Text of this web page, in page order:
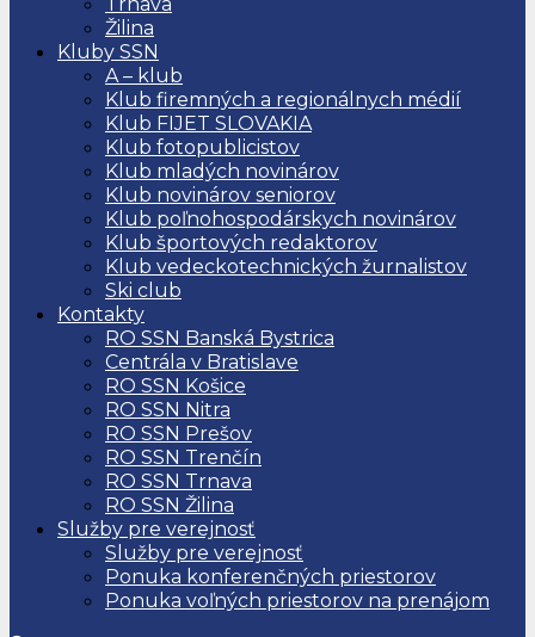
Žilina
Kluby SSN
A – klub
Klub firemných a regionálnych médií
Klub FIJET SLOVAKIA
Klub fotopublicistov
Klub mladých novinárov
Klub novinárov seniorov
Klub poľnohospodárskych novinárov
Klub športových redaktorov
Klub vedeckotechnických žurnalistov
Ski club
Kontakty
RO SSN Banská Bystrica
Centrála v Bratislave
RO SSN Košice
RO SSN Nitra
RO SSN Prešov
RO SSN Trenčín
RO SSN Trnava
RO SSN Žilina
Služby pre verejnosť
Služby pre verejnosť
Ponuka konferenčných priestorov
Ponuka voľných priestorov na prenájom